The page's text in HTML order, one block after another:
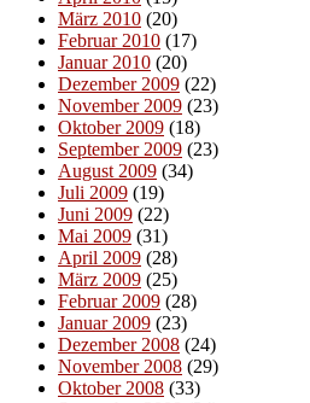
März 2010 (20)
Februar 2010 (17)
Januar 2010 (20)
Dezember 2009 (22)
November 2009 (23)
Oktober 2009 (18)
September 2009 (23)
August 2009 (34)
Juli 2009 (19)
Juni 2009 (22)
Mai 2009 (31)
April 2009 (28)
März 2009 (25)
Februar 2009 (28)
Januar 2009 (23)
Dezember 2008 (24)
November 2008 (29)
Oktober 2008 (33)